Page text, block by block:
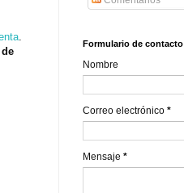
.
Formulario de contacto
Nombre
Correo electrónico *
Mensaje *